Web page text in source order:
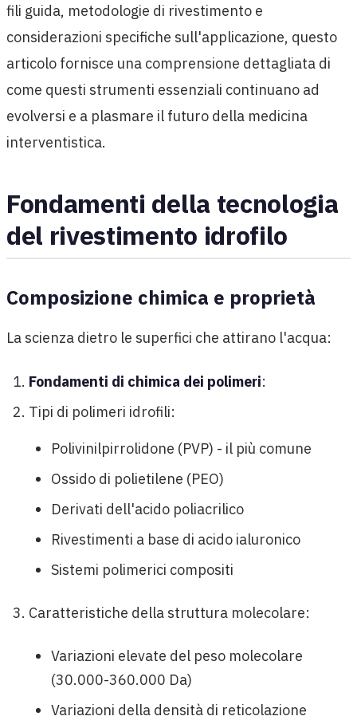
fili guida, metodologie di rivestimento e
considerazioni specifiche sull'applicazione, questo
articolo fornisce una comprensione dettagliata di
come questi strumenti essenziali continuano ad
evolversi e a plasmare il futuro della medicina
interventistica.
Fondamenti della tecnologia
del rivestimento idrofilo
Composizione chimica e proprietà
La scienza dietro le superfici che attirano l'acqua:
Fondamenti di chimica dei polimeri:
Tipi di polimeri idrofili:
Polivinilpirrolidone (PVP) - il più comune
Ossido di polietilene (PEO)
Derivati dell'acido poliacrilico
Rivestimenti a base di acido ialuronico
Sistemi polimerici compositi
Caratteristiche della struttura molecolare:
Variazioni elevate del peso molecolare
(30.000-360.000 Da)
Variazioni della densità di reticolazione